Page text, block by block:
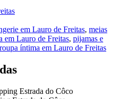
em Lauro de Freitas, meias
em Lauro de Freitas, pijamas e
roupa íntima em Lauro de Freitas
Estrada do Côco